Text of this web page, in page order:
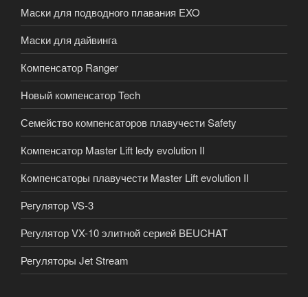
Маски для подводного плавания EXO
Маски для дайвинга
Компенсатор Ranger
Новый компенсатор Tech
Семейство компенсаторов плавучести Safety
Компенсатор Master Lift ledy evolution II
Компенсаторы плавучести Master Lift evolution II
Регулятор VS-3
Регулятор VX-10 элитной серией BEUCHAT
Регуляторы Jet Stream